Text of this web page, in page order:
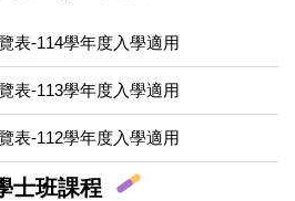
表-114學年度入學適用
表-113學年度入學適用
表-112學年度入學適用
士班課程